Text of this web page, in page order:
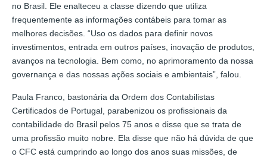
no Brasil. Ele enalteceu a classe dizendo que utiliza
frequentemente as informações contábeis para tomar as
melhores decisões. “Uso os dados para definir novos
investimentos, entrada em outros países, inovação de produtos,
avanços na tecnologia. Bem como, no aprimoramento da nossa
governança e das nossas ações sociais e ambientais”, falou.
Paula Franco, bastonária da Ordem dos Contabilistas
Certificados de Portugal, parabenizou os profissionais da
contabilidade do Brasil pelos 75 anos e disse que se trata de
uma profissão muito nobre. Ela disse que não há dúvida de que
o CFC está cumprindo ao longo dos anos suas missões, de